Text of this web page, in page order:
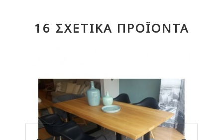
16 ΣΧΕΤΙΚΆ ΠΡΟΪΟΝΤΑ